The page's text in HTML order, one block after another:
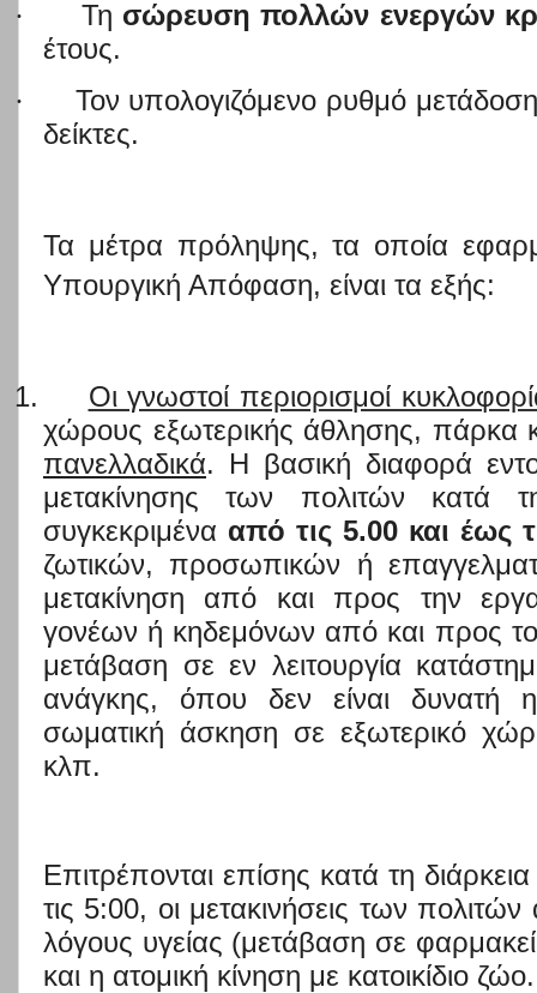
·
Τη σώρευση πολλών ενεργών
έτους.
·
Τον υπολογιζόμενο ρυθμό
δείκτες.
Τα μέτρα πρόληψης, τα οποία
Υπουργική Απόφαση, είναι τα εξής:
1.
Οι γνωστοί περιορισμοί
χώρους εξωτερικής άθλησης, πάρκα
πανελλαδικά. Η βασική διαφορά
μετακίνησης των πολιτών κατά
συγκεκριμένα από τις 5.00 και έως
ζωτικών, προσωπικών ή
μετακίνηση από και προς την
γονέων ή κηδεμόνων από και προς το
μετάβαση σε εν λειτουργία
ανάγκης, όπου δεν είναι δυνατή
σωματική άσκηση σε εξωτερικό
κλπ.
Επιτρέπονται επίσης κατά τη
τις 5:00, οι μετακινήσεις των
λόγους υγείας (μετάβαση σε
και η ατομική κίνηση με κατοικίδιο ζώο.